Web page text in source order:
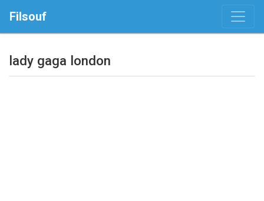
Filsouf
lady gaga london